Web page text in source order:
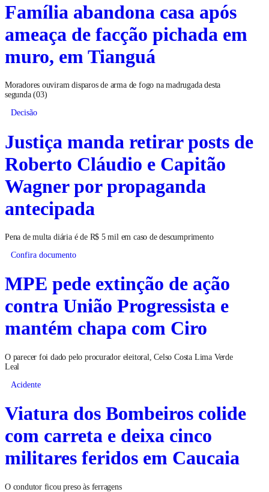
Família abandona casa após
ameaça de facção pichada em
muro, em Tianguá
Moradores ouviram disparos de arma de fogo na madrugada desta
segunda (03)
Decisão
Justiça manda retirar posts de
Roberto Cláudio e Capitão
Wagner por propaganda
antecipada
Pena de multa diária é de R$ 5 mil em caso de descumprimento
Confira documento
MPE pede extinção de ação
contra União Progressista e
mantém chapa com Ciro
O parecer foi dado pelo procurador eleitoral, Celso Costa Lima Verde
Leal
Acidente
Viatura dos Bombeiros colide
com carreta e deixa cinco
militares feridos em Caucaia
O condutor ficou preso às ferragens